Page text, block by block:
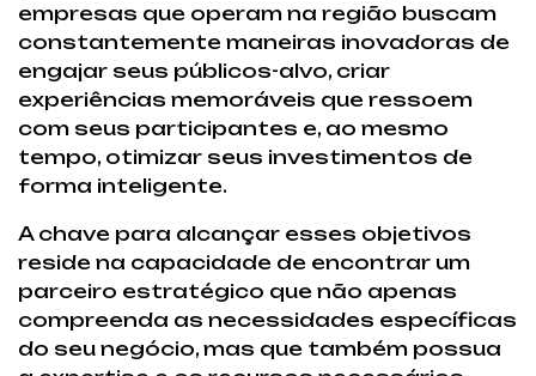
empresas que operam na região buscam
constantemente maneiras inovadoras de
engajar seus públicos-alvo, criar
experiências memoráveis que ressoem
com seus participantes e, ao mesmo
tempo, otimizar seus investimentos de
forma inteligente.
A chave para alcançar esses objetivos
reside na capacidade de encontrar um
parceiro estratégico que não apenas
compreenda as necessidades específicas
do seu negócio, mas que também possua